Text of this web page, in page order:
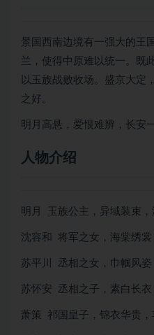
景国西南边境有一强大的王
兰，使得中原难以统一。既
以玉族战败收场。盛京大定
之好。
明月高悬，爱恨难辨，长安
人物介绍
明月 玉族公主，异域装束，
沈容和 将军之女，海棠绣裳
苏平川 丞相之女，巾帼风姿
苏怀安 丞相之子，素白长衣
萧策 祁国皇子，锦衣华贵，